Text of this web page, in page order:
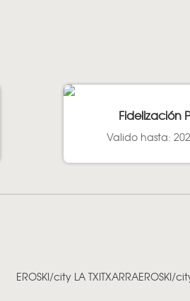
Fidelización
Valido hasta:
EROSKI/city LA TXITXARRAEROSKI/